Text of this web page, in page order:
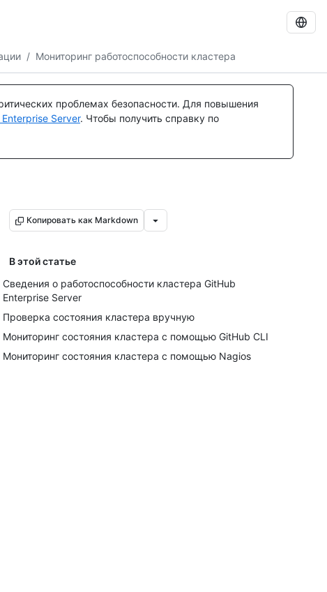
/ Мониторинг работоспособности кластера
проблемах безопасности. Для повышения
Server. Чтобы получить справку по
Копировать как Markdown
В этой статье
Сведения о работоспособности кластера GitHub
Enterprise Server
Проверка состояния кластера вручную
Мониторинг состояния кластера с помощью GitHub CLI
Мониторинг состояния кластера с помощью Nagios